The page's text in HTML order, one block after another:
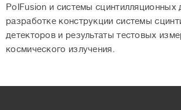
PolFusion и системы сцинтилляционных
разработке конструкции системы
детекторов и результаты тестовых
космического излучения.